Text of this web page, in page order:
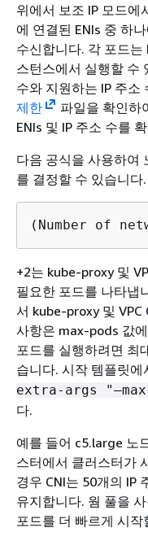
위에서 보조 IP 모드에
에 연결된 ENIs 중 하
수신합니다. 각 포드는
스턴스에서 실행할 수
수와 지원하는 IP 주소
제한
파일을 확인하
ENIs 및 IP 주소 수를
다음 공식을 사용하여
를 결정할 수 있습니다.
(Number of
+2는 kube-proxy 및
필요한 포드를 나타냅
서 kube-proxy 및 VPC
사항은 max-pods 값
포드를 실행하려면 최
습니다. 시작 템플릿에
extra-args
다.
예를 들어 c5.large 노
스터에서 클러스터가
경우 CNI는 50개의 IP
유지합니다. 웜 풀을
포드를 더 빠르게 시작